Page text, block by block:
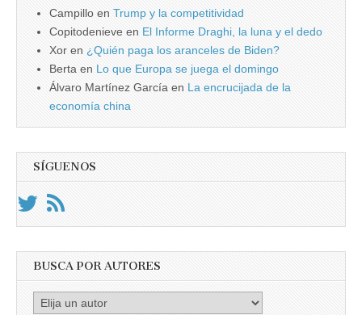
Campillo en Trump y la competitividad
Copitodenieve en El Informe Draghi, la luna y el dedo
Xor en ¿Quién paga los aranceles de Biden?
Berta en Lo que Europa se juega el domingo
Álvaro Martínez García en La encrucijada de la
economía china
SÍGUENOS
BUSCA POR AUTORES
Busca